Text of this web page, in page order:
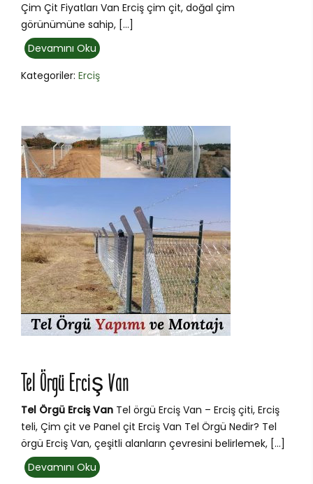
Çim Çit Fiyatları Van Erciş çim çit, doğal çim
görünümüne sahip, […]
Devamını Oku
Kategoriler: Erciş
Tel Örgü Erciş Van
Tel Örgü Erciş Van Tel örgü Erciş Van – Erciş çiti, Erciş
teli, Çim çit ve Panel çit Erciş Van Tel Örgü Nedir? Tel
örgü Erciş Van, çeşitli alanların çevresini belirlemek, […]
Devamını Oku